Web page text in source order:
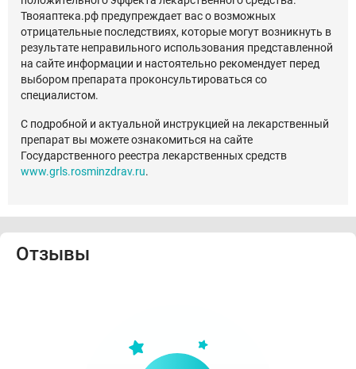
Твояаптека.рф предупреждает вас о возможных
отрицательные последствиях, которые могут возникнуть в
результате неправильного использования представленной
на сайте информации и настоятельно рекомендует перед
выбором препарата проконсультироваться со
специалистом.
С подробной и актуальной инструкцией на лекарственный
препарат вы можете ознакомиться на сайте
Государственного реестра лекарственных средств
www.grls.rosminzdrav.ru.
Отзывы